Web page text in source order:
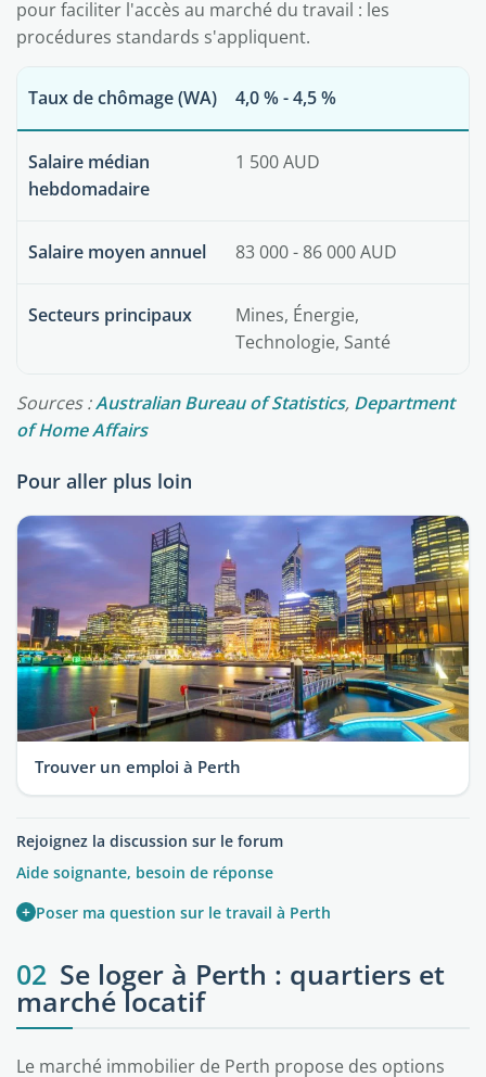
pour faciliter l'accès au marché du travail : les
procédures standards s'appliquent.
Taux de chômage (WA) 4,0 % - 4,5 %
Salaire médian
hebdomadaire
1 500 AUD
Salaire moyen annuel 83 000 - 86 000 AUD
Secteurs principaux
Mines, Énergie,
Technologie, Santé
Sources :Australian Bureau of Statistics, Department
of Home Affairs
Pour aller plus loin
Trouver un emploi à Perth
Rejoignez la discussion sur le forum
Aide soignante, besoin de réponse
+ Poser ma question sur le travail à Perth
02 Se loger à Perth : quartiers et
marché locatif
Le marché immobilier de Perth propose des options